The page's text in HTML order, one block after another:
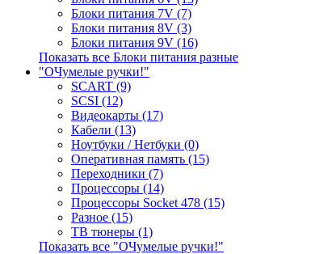
Блоки питания 7V (7)
Блоки питания 8V (3)
Блоки питания 9V (16)
Показать все Блоки питания разные
"ОЧумелые ручки!"
SCART (9)
SCSI (12)
Видеокарты (17)
Кабели (13)
Ноутбуки / Нетбуки (0)
Оперативная память (15)
Переходники (7)
Процессоры (14)
Процессоры Socket 478 (15)
Разное (15)
ТВ тюнеры (1)
Показать все "ОЧумелые ручки!"